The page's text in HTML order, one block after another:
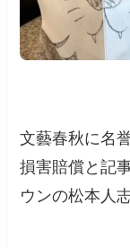
文藝春秋に名
損害賠償と記
ウンの松本人